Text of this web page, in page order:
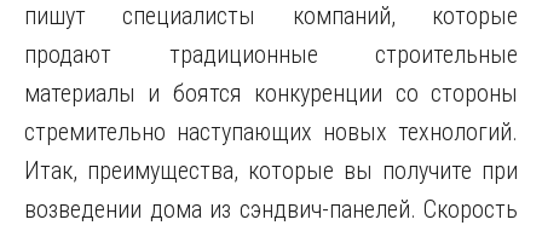
пишут специалисты компаний, которые
продают традиционные строительные
материалы и боятся конкуренции со стороны
стремительно наступающих новых технологий.
Итак, преимущества, которые вы получите при
возведении дома из сэндвич-панелей. Скорость